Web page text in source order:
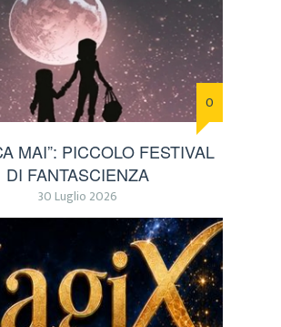
0
MAI”: PICCOLO FESTIVAL
DI FANTASCIENZA
30 Luglio 2026